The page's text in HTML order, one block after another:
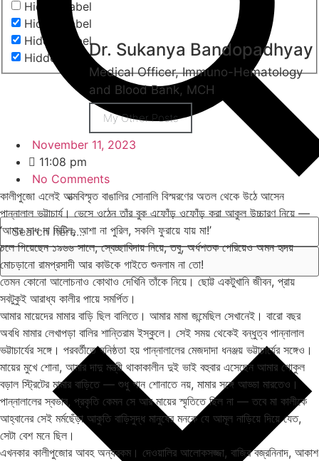
Hidden label
Hidden label
Hidden label
Hidden labelDr. Sukanya Bandopadhyay
Medical Officer, Immuno-Hematology
and Blood Bank, MCH
My Other Posts
November 11, 2023
11:08 pm
No Comments
কালীপুজো এলেই আত্মবিস্মৃত বাঙালির সোনালি বিস্মরণের অতল থেকে উঠে আসেন
পান্নালাল ভট্টাচার্য। ভেসে ওঠেন তাঁর বুক এফোঁড় ওফোঁড় করা আকুল উচ্চারণ নিয়ে —
‘আমার সাধ না মিটিল, আশা না পুরিল, সকলি ফুরায়ে যায় মা!’
চলে গিয়েছেন ১৯৬৬ সালে, স্বেচ্ছাবিদায় নিয়ে, তবু, অর্ধশতক পেরিয়েও অমন হৃদয়
মোচড়ানো রামপ্রসাদী আর কাউকে গাইতে শুনলাম না তো!
তেমন কোনো আলোচনাও কোথাও দেখিনি তাঁকে নিয়ে। ছোট্ট একটুখানি জীবন, প্রায়
সবটুকুই আরাধ্য কালীর পায়ে সমর্পিত।
আমার মায়েদের মামার বাড়ি ছিল বালিতে। আমার মামা জন্মেছিল সেখানেই। বারো বছর
অবধি মামার লেখাপড়া বালির শান্তিরাম ইস্কুলে। সেই সময় থেকেই বন্ধুত্ব পান্নালাল
ভট্টাচার্যের সঙ্গে। পরবর্তীতে ঘনিষ্ঠতা হয় পান্নালালের মেজদাদা ধনঞ্জয় ভট্টাচার্যের সঙ্গেও।
মায়ের মুখে শোনা, আমার দাদু মন্ত্রী থাকাকালীন দুই ভাই বহুবার এসেছেন আমার গোকুল
বড়াল স্ট্রিটের মামার বাড়িতে — শুধু গান শোনাতে নয়, মামার সঙ্গে আড্ডা মারতেও।
পান্নালালের স্বভাব, প্রকৃতি কেমন সে আর মায়ের স্মৃতিতে ছিল না — তবে মা কালীকে
আহ্বানের সেই মর্মছেঁড়া আকুতি বাড়িসুদ্ধ মানুষের মনকে যে আমূল নাড়িয়ে দিয়ে যেত,
সেটা বেশ মনে ছিল।
এখনকার কালীপুজোর আবহ অন্যরকম। দেওয়ালির আলোকসজ্জা, বাজির বজ্রনিনাদ, আকাশ